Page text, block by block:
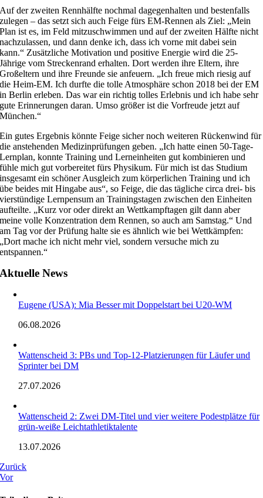
Auf der zweiten Rennhälfte nochmal dagegenhalten und bestenfalls
zulegen – das setzt sich auch Feige fürs EM-Rennen als Ziel: „Mein
Plan ist es, im Feld mitzuschwimmen und auf der zweiten Hälfte nicht
nachzulassen, und dann denke ich, dass ich vorne mit dabei sein
kann.“ Zusätzliche Motivation und positive Energie wird die 25-
Jährige vom Streckenrand erhalten. Dort werden ihre Eltern, ihre
Großeltern und ihre Freunde sie anfeuern. „Ich freue mich riesig auf
die Heim-EM. Ich durfte die tolle Atmosphäre schon 2018 bei der EM
in Berlin erleben. Das war ein richtig tolles Erlebnis und ich habe sehr
gute Erinnerungen daran. Umso größer ist die Vorfreude jetzt auf
München.“
Ein gutes Ergebnis könnte Feige sicher noch weiteren Rückenwind für
die anstehenden Medizinprüfungen geben. „Ich hatte einen 50-Tage-
Lernplan, konnte Training und Lerneinheiten gut kombinieren und
fühle mich gut vorbereitet fürs Physikum. Für mich ist das Studium
insgesamt ein schöner Ausgleich zum körperlichen Training und ich
übe beides mit Hingabe aus“, so Feige, die das tägliche circa drei- bis
vierstündige Lernpensum an Trainingstagen zwischen den Einheiten
aufteilte. „Kurz vor oder direkt an Wettkampftagen gilt dann aber
meine volle Konzentration dem Rennen, so auch am Samstag.“ Und
am Tag vor der Prüfung halte sie es ähnlich wie bei Wettkämpfen:
„Dort mache ich nicht mehr viel, sondern versuche mich zu
entspannen.“
Aktuelle News
Eugene (USA): Mia Besser mit Doppelstart bei U20-WM
06.08.2026
Wattenscheid 3: PBs und Top-12-Platzierungen für Läufer und
Sprinter bei DM
27.07.2026
Wattenscheid 2: Zwei DM-Titel und vier weitere Podestplätze für
grün-weiße Leichtathletiktalente
13.07.2026
Zurück
Vor